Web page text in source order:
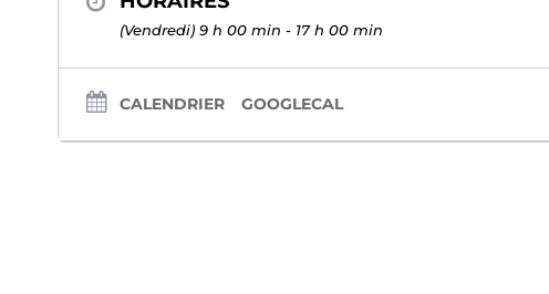
(Vendredi) 9 h 00 min - 17 h 00 min
CALENDRIER GOOGLECAL